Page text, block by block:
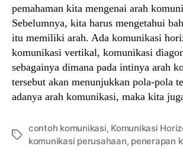
pemahaman kita mengenai arah
Sebelumnya, kita harus mengetahui
itu memiliki arah. Ada komunikasi
komunikasi vertikal, komunikasi
sebagainya dimana pada intinya arah
tersebut akan menunjukkan pola-pola
adanya arah komunikasi, maka kita
Tags
contoh komunikasi, Komunikasi
komunikasi perusahaan, penerapan